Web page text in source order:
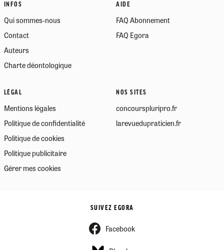
INFOS
Qui sommes-nous
Contact
Auteurs
Charte déontologique
AIDE
FAQ Abonnement
FAQ Egora
LÉGAL
Mentions légales
Politique de confidentialité
Politique de cookies
Politique publicitaire
Gérer mes cookies
NOS SITES
concourspluripro.fr
larevuedupraticien.fr
SUIVEZ EGORA
Facebook